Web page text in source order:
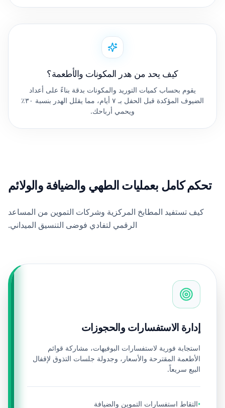
كيف يحد من هدر المكونات والأطعمة؟
يقوم بحساب كميات التوريد والمكونات بدقة بناءً على أعداد
الضيوف المؤكدة قبل الحفل بـ ٧ أيام، مما يقلل الهدر بنسبة ٣٠٪
ويحمي أرباحك.
تحكم كامل بعمليات الطهي والضيافة والولائم
كيف تستفيد المطابخ المركزية وشركات التموين من المساعد
الرقمي لتفادي فوضى التنسيق الميداني.
إدارة الاستفسارات والحجوزات
استجابة فورية لاستفسارات البوفيهات، مشاركة قوائم
الأطعمة المقترحة والأسعار، وجدولة جلسات التذوق لإقفال
البيع سريعاً.
•التقاط استفسارات التموين والضيافة